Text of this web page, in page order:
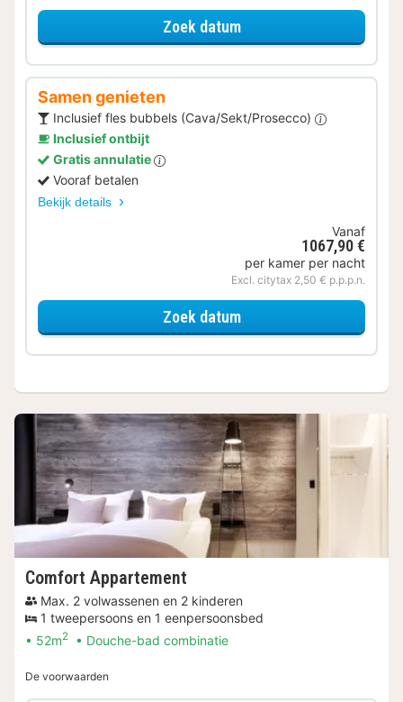
Zoek datumvoor Halfpension
Samen genieten
Inclusief fles bubbels (Cava/Sekt/Prosecco)
Inclusief ontbijt
Gratis annulatie
Vooraf betalen
Bekijk details
Vanaf
1067,90 €
per kamer per nacht
Excl. citytax 2,50 € p.p.p.n.
Zoek datumvoor Samen genieten
Comfort Appartement
Max. 2 volwassenen en 2 kinderen
1 tweepersoons en 1 eenpersoonsbed
52m2 Douche-bad combinatie
De voorwaarden